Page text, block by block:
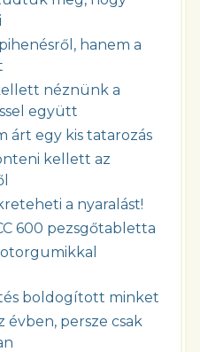
hanem a
néznünk a
együtt
árt egy kis tatarozás
kellett az
a nyaralást!
600 pezsgőtabletta
boldogított minket
évben, persze csak